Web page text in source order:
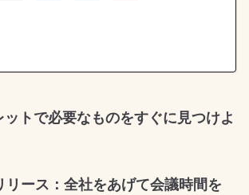
b
o
e
e
ットで必要なものをすぐに見つけよ
リース：全社をあげて会議時間を